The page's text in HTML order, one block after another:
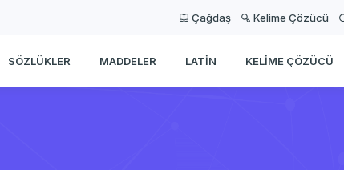
Çağdaş Kelime Çözücü
SÖZLÜKLER MADDELER LATIN KELIME ÇÖZÜCÜ